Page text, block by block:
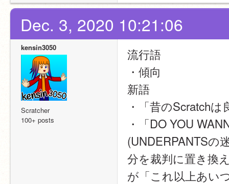
Dec. 3, 2020 10:21:06
kensin3050
Scratcher
100+ posts
流行語
・傾向
新語
・「昔のScratchは
・「DO YOU
(UNDERPANTSの
分を裁判に置き換
が「これ以上あい